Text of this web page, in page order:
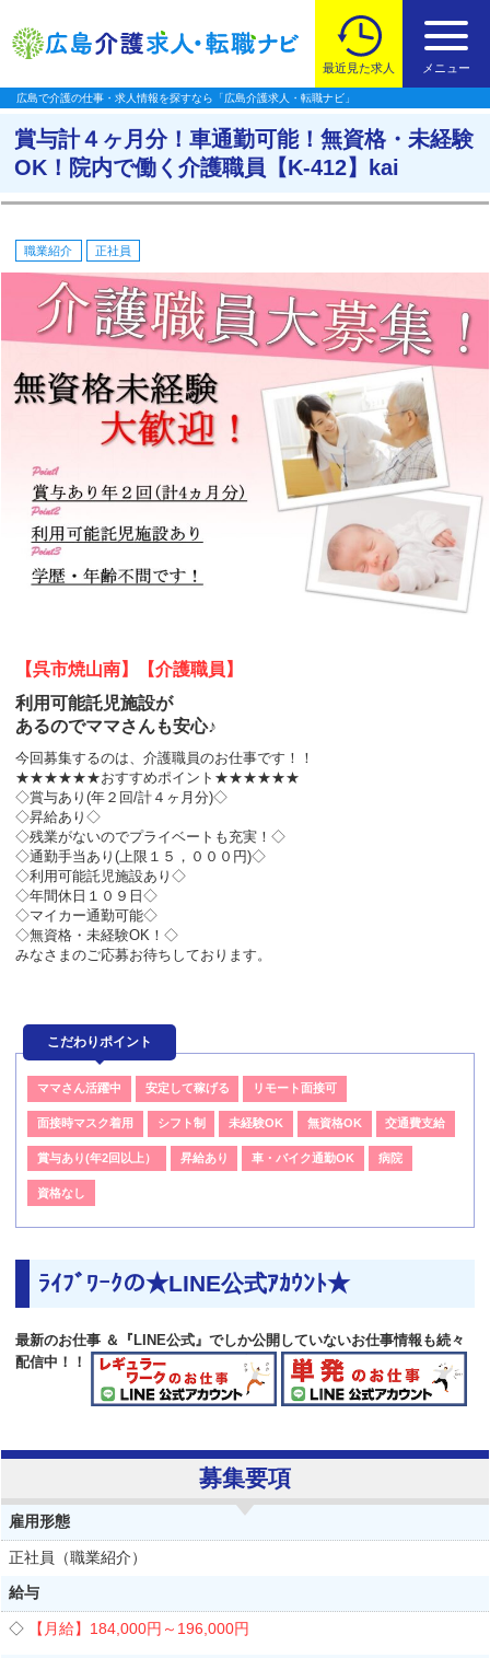
広島で介護の仕事・求人情報を探すなら「広島介護求人・転職ナビ」
最近見た求人 メニュー
賞与計４ヶ月分！車通勤可能！無資格・未経験
OK！院内で働く介護職員【K-412】kai
職業紹介 正社員
【呉市焼山南】【介護職員】
利用可能託児施設が
あるのでママさんも安心♪
今回募集するのは、介護職員のお仕事です！！
★★★★★★おすすめポイント★★★★★★
◇賞与あり(年２回/計４ヶ月分)◇
◇昇給あり◇
◇残業がないのでプライベートも充実！◇
◇通勤手当あり(上限１５，０００円)◇
◇利用可能託児施設あり◇
◇年間休日１０９日◇
◇マイカー通勤可能◇
◇無資格・未経験OK！◇
みなさまのご応募お待ちしております。
こだわりポイント
ママさん活躍中 安定して稼げる リモート面接可
面接時マスク着用 シフト制 未経験OK 無資格OK 交通費支給
賞与あり(年2回以上） 昇給あり 車・バイク通勤OK 病院
資格なし
ﾗｲﾌﾞﾜｰｸの★LINE公式ｱｶｳﾝﾄ★
最新のお仕事 ＆『LINE公式』でしか公開していないお仕事情報も続々
配信中！！
募集要項
雇用形態
正社員（職業紹介）
給与
【月給】 184,000円～ 196,000円